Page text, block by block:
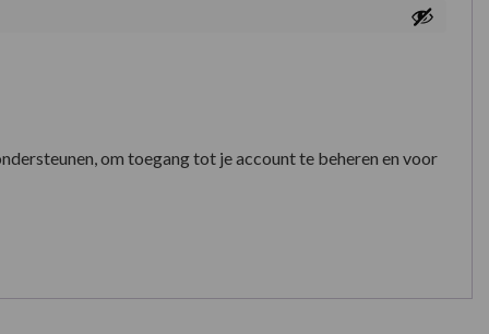
om toegang tot je account te beheren en voor